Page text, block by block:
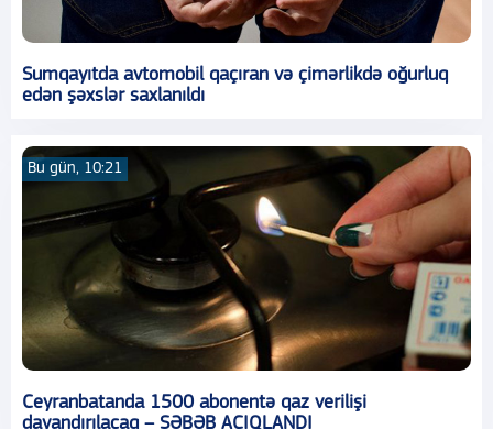
Sumqayıtda avtomobil qaçıran və çimərlikdə oğurluq
edən şəxslər saxlanıldı
Bu gün, 10:21
Ceyranbatanda 1500 abonentə qaz verilişi
dayandırılacaq – SƏBƏB AÇIQLANDI